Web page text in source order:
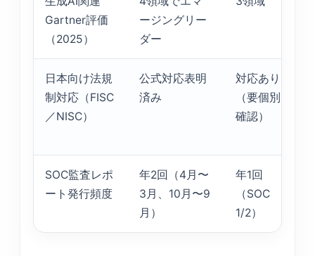
Gartner評価
（2025）
ージングリー
ダー
日本向け法規
制対応（FISC
／NISC）
公式対応表明
済み
対応あり
（要個別
確認）
SOC監査レポ
ート発行頻度
年2回（4月〜
3月、10月〜9
月）
年1回
（SOC
1/2）